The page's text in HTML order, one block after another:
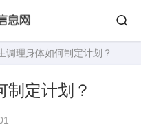
调理身体如何制定计划？
制定计划？